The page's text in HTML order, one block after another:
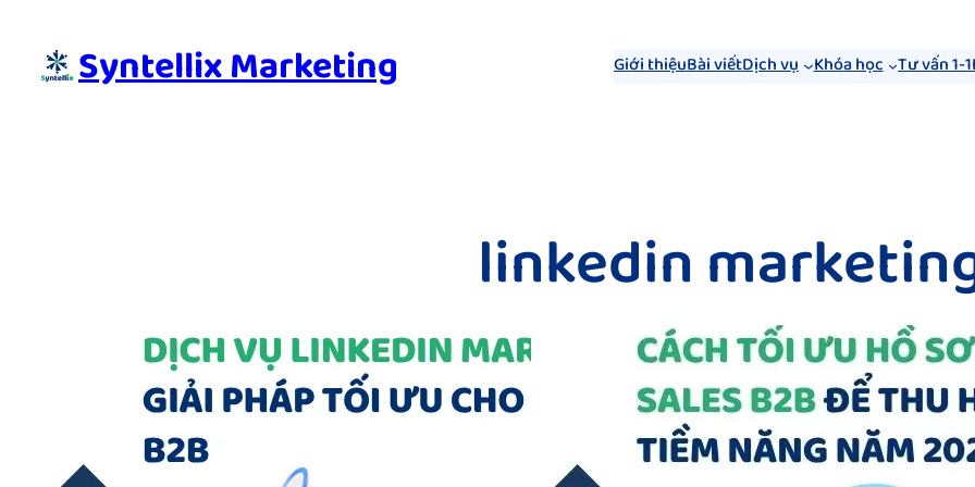
content Syntellix Marketing Giới thiệuBài viếtDịch vụ Khóa học Tư vấn 1-1
linkedin